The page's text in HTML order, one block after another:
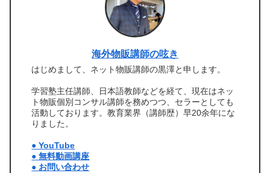
海外物販講師の呟き
はじめまして、ネット物販講師の黒澤と申します。
学習塾主任講師、日本語教師などを経て、現在はネッ
ト物販個別コンサル講師を務めつつ、セラーとしても
活動しております。教育業界（講師歴）早20余年にな
りました。
● YouTube
● 無料動画講座
● お問い合わせ